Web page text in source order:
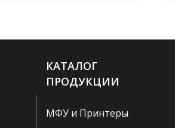
КАТАЛОГ
ПРОДУКЦИИ
МФУ и Принтеры